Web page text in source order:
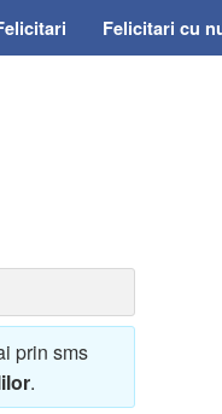
Felicitari cu
prin sms
.